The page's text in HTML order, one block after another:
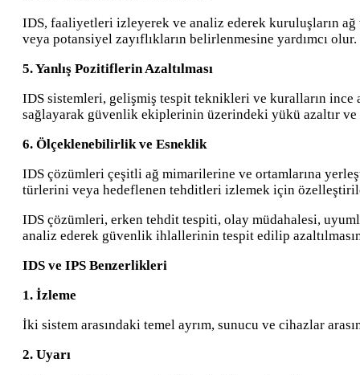
IDS, faaliyetleri izleyerek ve analiz ederek kuruluşların ağ
veya potansiyel zayıflıkların belirlenmesine yardımcı
5. Yanlış Pozitiflerin Azaltılması
IDS sistemleri, gelişmiş tespit teknikleri ve kuralların ince
sağlayarak güvenlik ekiplerinin üzerindeki yükü azaltır ve
6. Ölçeklenebilirlik ve Esneklik
IDS çözümleri çeşitli ağ mimarilerine ve ortamlarına
türlerini veya hedeflenen tehditleri izlemek için
IDS çözümleri, erken tehdit tespiti, olay müdahalesi,
analiz ederek güvenlik ihlallerinin tespit edilip
IDS ve IPS Benzerlikleri
1. İzleme
İki sistem arasındaki temel ayrım, sunucu ve cihazlar
2. Uyarı